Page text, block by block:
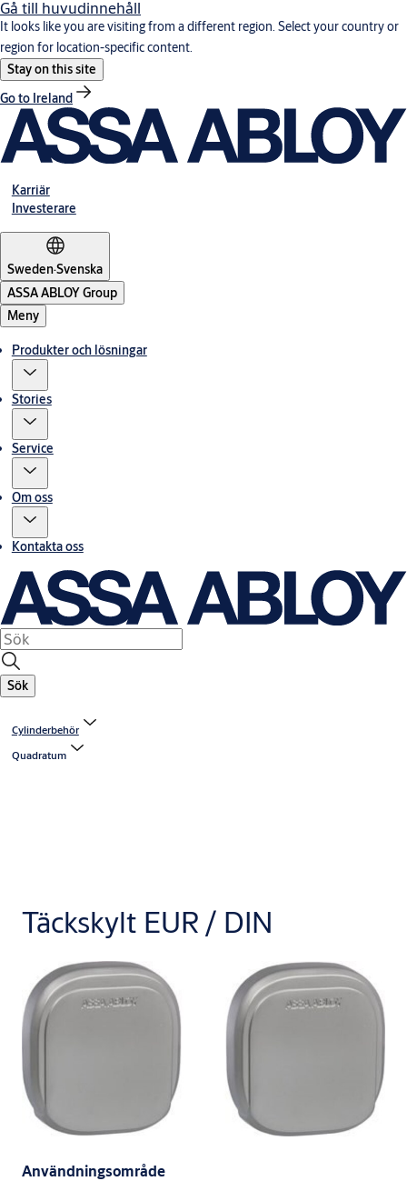
Gå till huvudinnehåll
It looks like you are visiting from a different region. Select your country or
region for location-specific content.
Stay on this site
Go to Ireland
Karriär
Investerare
Sweden·Svenska
ASSA ABLOY Group
Meny
Produkter och lösningar
Stories
Service
Om oss
Kontakta oss
Sök
Cylinderbehör
Quadratum
Täckskylt EUR / DIN
Användningsområde